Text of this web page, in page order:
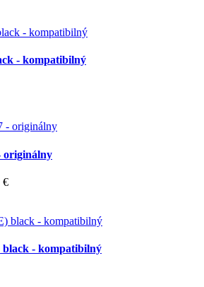
- kompatibilný
originálny
€
black - kompatibilný